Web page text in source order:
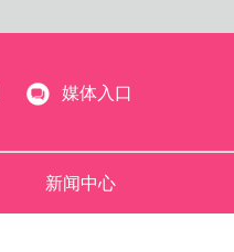
媒体入口
新闻中心